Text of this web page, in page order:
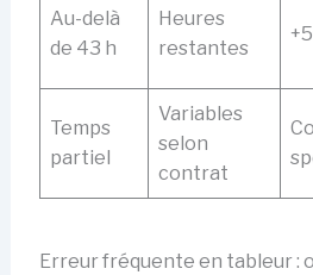
Au-delà
de 43 h
Heures
restantes
Temps
partiel
Variables
selon
contrat
Erreur fréquente en tableur :